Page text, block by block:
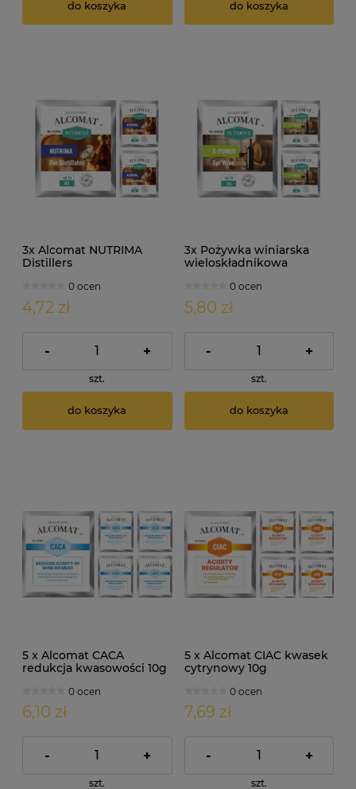
do koszyka do koszyka
3x Alcomat NUTRIMA
Distillers
pożywka gorzelnicza 10g
0 ocen
4,72 zł
- +
szt.
do koszyka
3x Pożywka winiarska
wieloskładnikowa
0 ocen
5,80 zł
- +
szt.
do koszyka
5 x Alcomat CACA
redukcja kwasowości 10g
0 ocen
6,10 zł
- +
szt.
5 x Alcomat CIAC kwasek
cytrynowy 10g
0 ocen
7,69 zł
- +
szt.